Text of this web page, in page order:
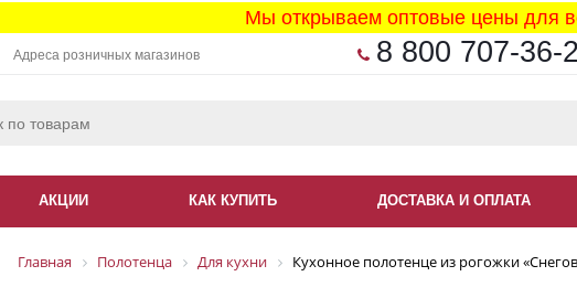
Мы открываем оптовые цены для
Адреса розничных магазинов 8 800 707-36-
АКЦИИ КАК КУПИТЬ ДОСТАВКА И ОПЛАТА
Главная Полотенца Для кухни Кухонное полотенце из рогожки